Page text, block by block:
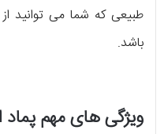
طبیعی که شما می توانید
باشد.
ویژگی های مهم